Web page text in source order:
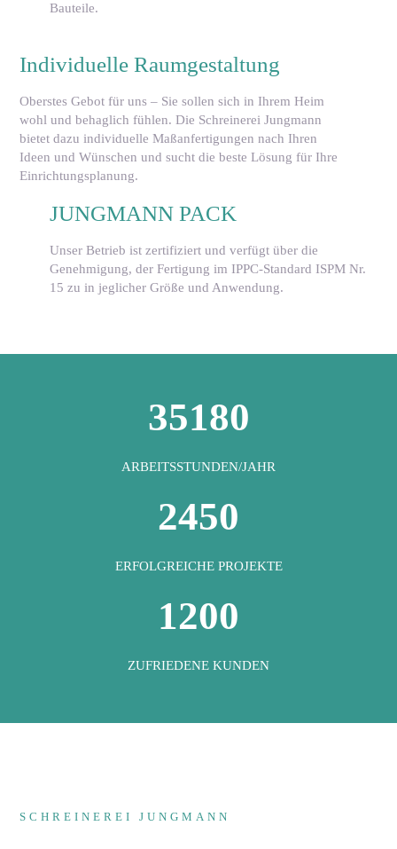
Bauteile.
Individuelle Raumgestaltung
Oberstes Gebot für uns – Sie sollen sich in Ihrem Heim
wohl und behaglich fühlen. Die Schreinerei Jungmann
bietet dazu individuelle Maßanfertigungen nach Ihren
Ideen und Wünschen und sucht die beste Lösung für Ihre
Einrichtungsplanung.
JUNGMANN PACK
Unser Betrieb ist zertifiziert und verfügt über die
Genehmigung, der Fertigung im IPPC-Standard ISPM Nr.
15 zu in jeglicher Größe und Anwendung.
35180
ARBEITSSTUNDEN/JAHR
2450
ERFOLGREICHE PROJEKTE
1200
ZUFRIEDENE KUNDEN
SCHREINEREI JUNGMANN